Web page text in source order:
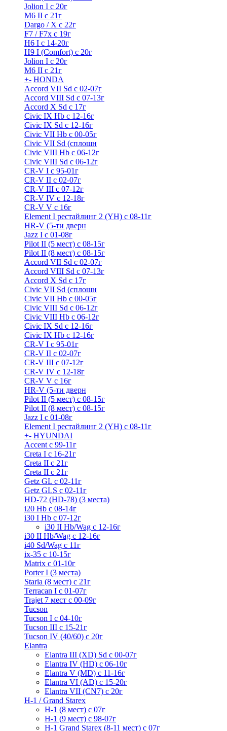
Jolion I с 20г
M6 II с 21г
Dargo / Х с 22г
F7 / F7x с 19г
H6 I с 14-20г
H9 I (Comfort) с 20г
Jolion I с 20г
M6 II с 21г
+- HONDA
Accord VII Sd с 02-07г
Accord VIII Sd с 07-13г
Accord X Sd с 17г
Civic IX Hb с 12-16г
Civic IX Sd c 12-16г
Civic VII Hb с 00-05г
Civic VII Sd (сплошн
Civic VIII Hb с 06-12г
Civic VIII Sd с 06-12г
CR-V I с 95-01г
CR-V II с 02-07г
CR-V III с 07-12г
CR-V IV с 12-18г
CR-V V с 16г
Element I рестайлинг 2 (YH) с 08-11г
HR-V (5-ти дверн
Jazz I c 01-08г
Pilot II (5 мест) с 08-15г
Pilot II (8 мест) с 08-15г
Accord VII Sd с 02-07г
Accord VIII Sd с 07-13г
Accord X Sd с 17г
Civic VII Sd (сплошн
Civic VII Hb с 00-05г
Civic VIII Sd с 06-12г
Civic VIII Hb с 06-12г
Civic IX Sd c 12-16г
Civic IX Hb с 12-16г
CR-V I с 95-01г
CR-V II с 02-07г
CR-V III с 07-12г
CR-V IV с 12-18г
CR-V V с 16г
HR-V (5-ти дверн
Pilot II (5 мест) с 08-15г
Pilot II (8 мест) с 08-15г
Jazz I c 01-08г
Element I рестайлинг 2 (YH) с 08-11г
+- HYUNDAI
Accent с 99-11г
Creta I с 16-21г
Creta II с 21г
Creta II с 21г
Getz GL с 02-11г
Getz GLS с 02-11г
HD-72 (HD-78) (3 места)
i20 Hb с 08-14г
i30 I Hb с 07-12г
i30 II Hb/Wag с 12-16г
i30 II Hb/Wag с 12-16г
i40 Sd/Wag с 11г
ix-35 с 10-15г
Matrix с 01-10г
Porter I (3 места)
Staria (8 мест) c 21г
Terracan I c 01-07г
Trajet 7 мест с 00-09г
Tucson
Tucson I c 04-10г
Tucson III с 15-21г
Tucson IV (40/60) с 20г
Elantra
Elantra III (XD) Sd c 00-07г
Elantra IV (HD) с 06-10г
Elantra V (MD) c 11-16г
Elantra VI (AD) с 15-20г
Elantra VII (CN7) с 20г
H-1 / Grand Starex
H-1 (8 мест) c 07г
H-1 (9 мест) c 98-07г
H-1 Grand Starex (8-11 мест) с 07г